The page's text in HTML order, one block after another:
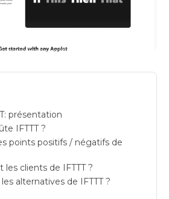
logiciels de workflow prix
présentation
IFTTT ?
points positifs / négatifs de
les clients de IFTTT ?
alternatives de IFTTT ?